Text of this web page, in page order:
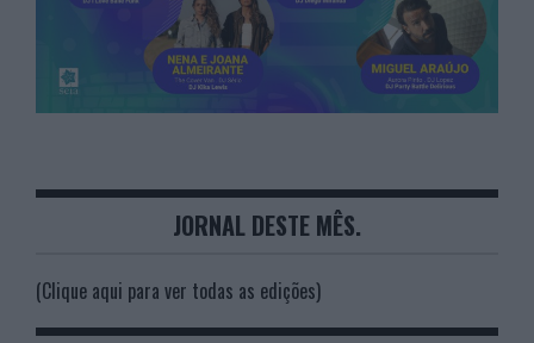
JORNAL DESTE MÊS.
(Clique aqui para ver todas as edições)